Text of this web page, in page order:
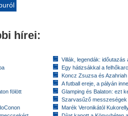
hírei:
fölött
Villák, legendák: időutazás
Egy hátizsákkal a
Koncz Zsuzsa és
A futball ereje, a pályán
Glamping és Balaton: ezt
Szarvasűző messzeségek
Marék Veronikától